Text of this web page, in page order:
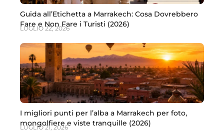
Guida all’Etichetta a Marrakech: Cosa Dovrebbero
Fare e Non Fare i Turisti (2026)
LUGLIO 22, 2026
I migliori punti per l’alba a Marrakech per foto,
mongolfiere e viste tranquille (2026)
LUGLIO 21, 2026